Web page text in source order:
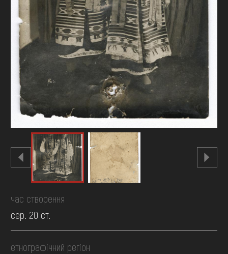
час створення
сер. 20 ст.
етнографічний регіон